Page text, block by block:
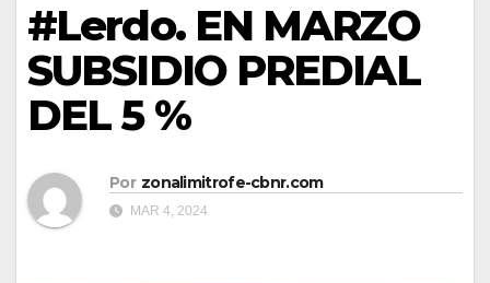
#Lerdo. EN MARZO
SUBSIDIO PREDIAL
DEL 5 %
Por zonalimitrofe-cbnr.com
MAR 4, 2024